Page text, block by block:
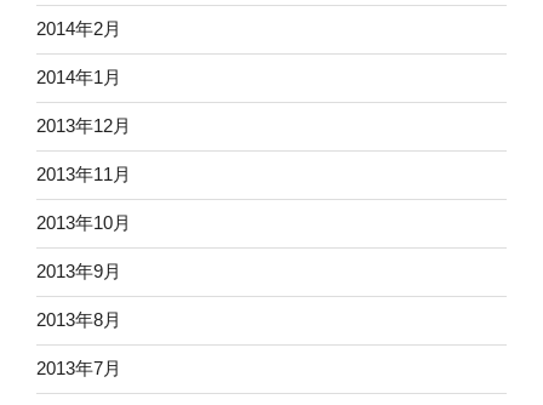
2014年2月
2014年1月
2013年12月
2013年11月
2013年10月
2013年9月
2013年8月
2013年7月